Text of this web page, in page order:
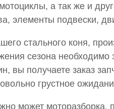
а так же и
элементы подвески,
стального коня,
сезона необходимо
вы получаете заказ
грустное
может